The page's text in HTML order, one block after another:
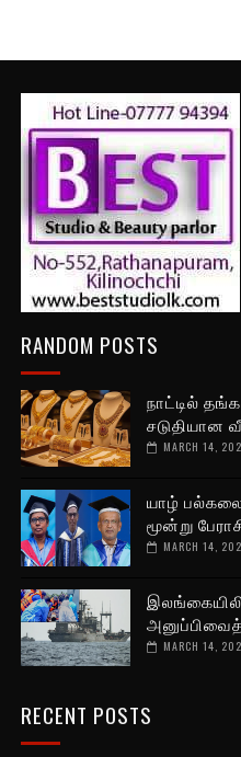
RANDOM POSTS
நாட்டில்
சடுதியான
MARCH 14,
யாழ்
மூன்று
MARCH 14,
MARCH 14,
RECENT POSTS